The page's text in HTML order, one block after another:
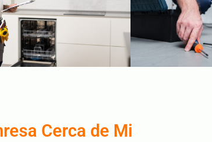
Cerca de Mi